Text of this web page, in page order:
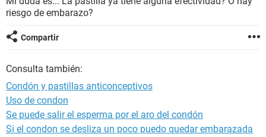
riesgo de embarazo?
Compartir
Consulta también:
Condón y pastillas anticonceptivos
Uso de condon
Se puede salir el esperma por el aro del condón
Si el condon se desliza un poco puedo quedar embarazada